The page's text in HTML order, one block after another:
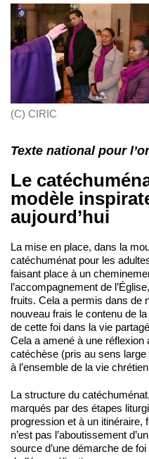
(C) CIRIC
Texte national pour
Le
modèle
aujourd’hui
La mise en place, dans la
catéchuménat pour les
faisant place à un
l’accompagnement de
fruits. Cela a permis dans de
nouveau frais le contenu de
de cette foi dans la vie
Cela a amené à une réflexion
catéchèse (pris au sens large
à l’ensemble de la vie
La structure du
marqués par des étapes
progression et à un itinéraire,
n’est pas l’aboutissement
source d’une démarche de